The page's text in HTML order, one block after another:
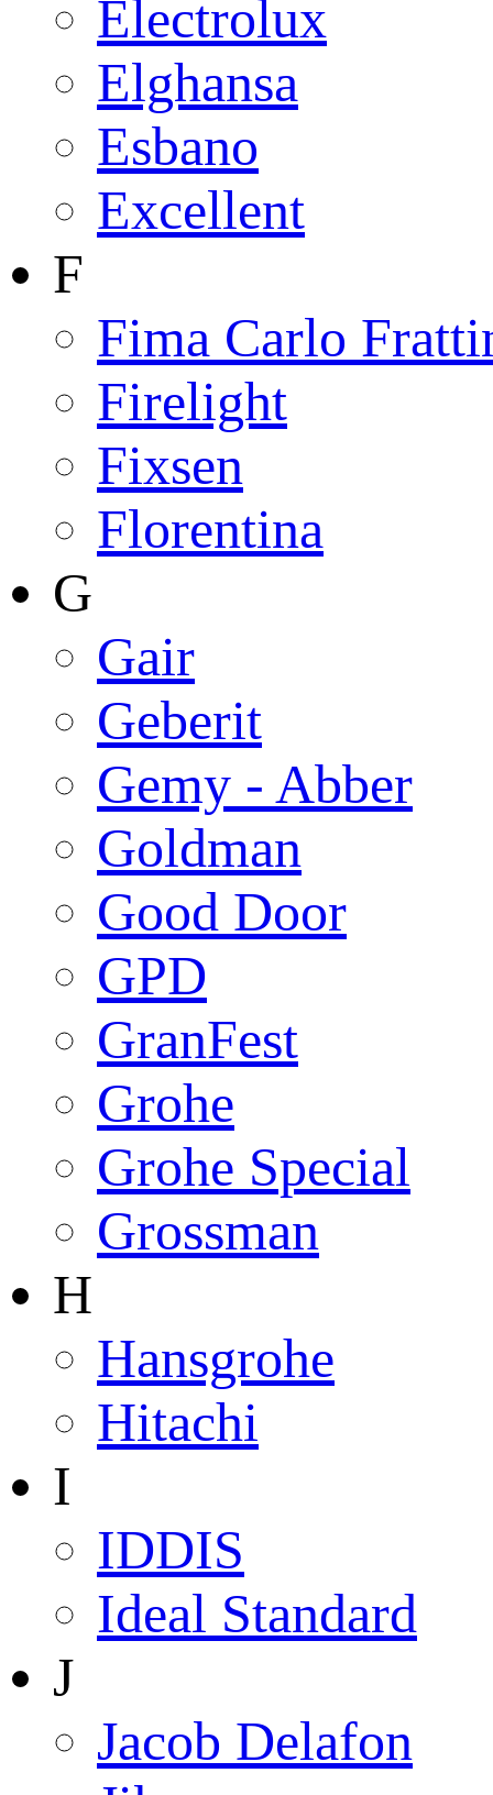
Electrolux
Elghansa
Esbano
Excellent
F
Fima Carlo
Firelight
Fixsen
Florentina
G
Gair
Geberit
Gemy - Abber
Goldman
Good Door
GPD
GranFest
Grohe
Grohe Special
Grossman
H
Hansgrohe
Hitachi
I
IDDIS
Ideal Standard
J
Jacob Delafon